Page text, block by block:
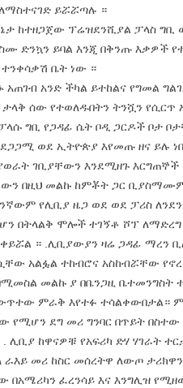
ይሯሯጣሉ ።
ከተዘጋጀው ፕሬዝደንሺያል ፓላስ ግቢ
ድንኳን ይባል እንጂ በቅንጡ እቃዎች
ቤት ነው ።
አጠገብ አንድ ችካል ይተከልና የግመል
ታላቅ ሰው የተወለዱበትን ትንሿን
ግቢ የጋዳፊ ሴት ቦዲ ጋርዶች ቦታ
ወደ ኢትዮጵያ እየመጡ ዘና ይሉ
ገቢያቸውን እንደሚዘጉ እርግጠኞች
በዚህ መልኩ ከምቾት ጋር
የሊቢያ ዜጋ ወደ ወደ ፓሪስ
በትላልቅ ሞሎች ተገኝቶ ሾፕ ለማድረግ
። .ሊቢያውያን ዛሬ ጋዳፊ
አልፏል ተከብሮና አስከብሯቸው
መልኩ ያ በቤንጋዚ ቤተመንግስት
ምራቅ እየተፉ ተሳልቀውበታል።
የሚሆን ደግ መሪ ግንባር በጥይት በስተው
. ሊቢያ ከዋናዎቹ የአፍሪካ ድሃ ሃገራት
ራእይ መሪ ከስር መሰረትዋ ለውጦ
በአሜሪካን ፈረንሳይ እና እንግሊዝ